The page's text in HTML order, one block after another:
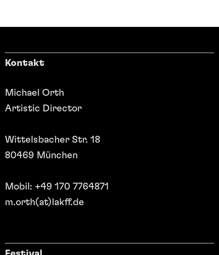
Kontakt
Michael Orth
Artistic Director
Wittelsbacher Str. 18
80469 München
Mobil: +49 170 7764871
m.orth(at)lakff.de